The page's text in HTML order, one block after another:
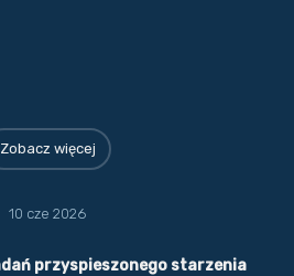
Zobacz więcej
10 cze 2026
przyspieszonego starzenia